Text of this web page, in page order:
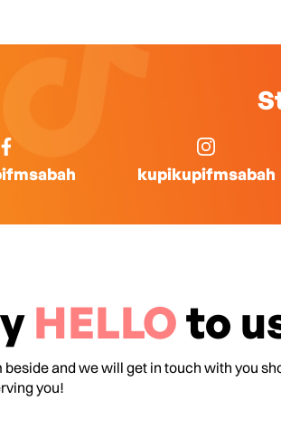
kupikupifmsabah
HELLOto
beside and we will get in touch with you
you!